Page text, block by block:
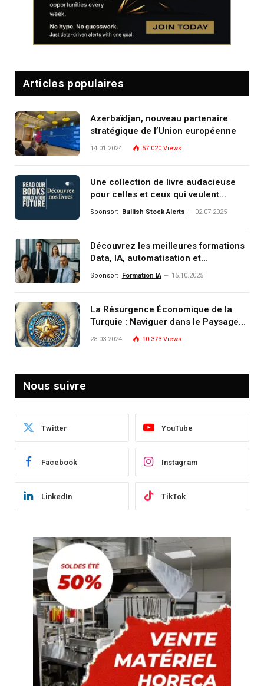
Articles populaires
Azerbaïdjan, nouveau partenaire
stratégique de l’Union européenne
14.01.2024 57 020 Views
Une collection de livre audacieuse
pour celles et ceux qui veulent
comprendre, investir et dominer le
Sponsor: Bullish Stock Alerts 02.07.2025
Découvrez les meilleures formations
Data, IA, automatisation et
investissement (gestion de
Sponsor: Formation IA 15.10.2025
La Résurgence Économique de la
Turquie : Naviguer dans le Paysage
Post-Crise
28.03.2024 10 373 Views
Nous suivre
Twitter YouTube
Facebook Instagram
LinkedIn TikTok